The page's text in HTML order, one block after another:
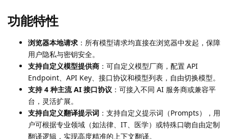
功能特性
浏览器本地请求 ：所有模型请求均直接在浏览器中发起，保障
用户隐私与密钥安全。
支持自定义模型提供商 ：可自定义模型厂商，配置 API
Endpoint、API Key、接口协议和模型列表，自由切换模型。
支持 4 种主流 AI 接口协议 ：可接入不同 AI 服务商或兼容平
台，灵活扩展。
支持自定义翻译提示词 ：支持自定义提示词（Prompts），用
户可根据专业领域（如法律、IT、医学）或特殊口吻自由定制
翻译逻辑，实现高度精准的上下文翻译。